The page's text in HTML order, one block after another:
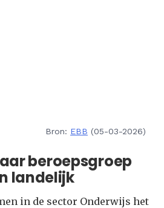
Bron: EBB (05-03-2026)
beroepsgroep
landelijk
in de sector Onderwijs het